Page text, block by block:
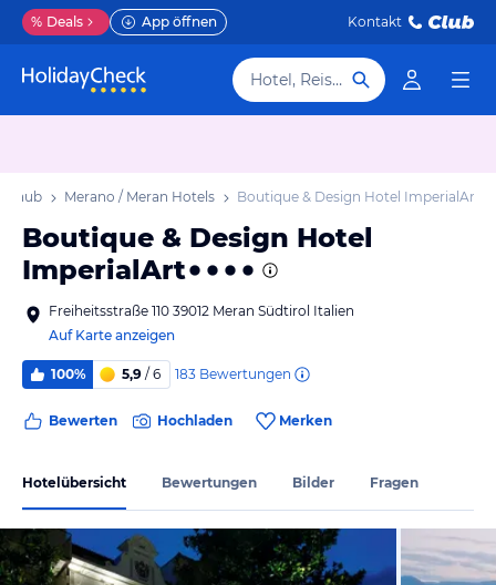
% Deals App öffnen Kontakt
Hotel, Reiseziel
Merano / Meran Hotels Boutique & Design Hotel ImperialArt
Boutique & Design Hotel
ImperialArt
Freiheitsstraße 110 39012 Meran Südtirol Italien
Auf Karte anzeigen
100% 5,9 / 6 183 Bewertungen
Bewerten Hochladen Merken
Hotelübersicht Bewertungen Bilder Fragen